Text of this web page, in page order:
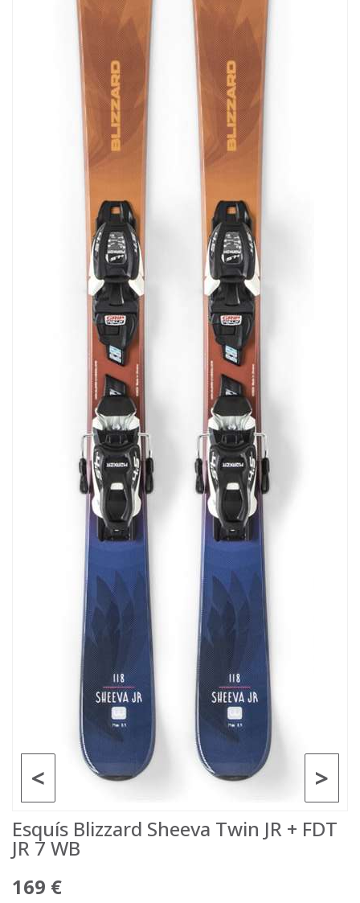
>
<
Esquís Blizzard Sheeva Twin JR + FDT
JR 7 WB
169 €